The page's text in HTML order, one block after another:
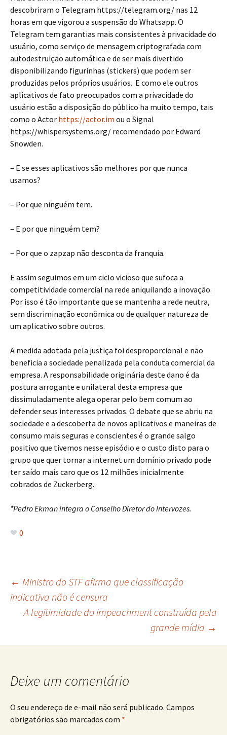
descobriram o Telegram https://telegram.org/ nas 12
horas em que vigorou a suspensão do Whatsapp. O
Telegram tem garantias mais consistentes à privacidade do
usuário, como serviço de mensagem criptografada com
autodestruição automática e de ser mais divertido
disponibilizando figurinhas (stickers) que podem ser
produzidas pelos próprios usuários. E como ele outros
aplicativos de fato preocupados com a privacidade do
usuário estão a disposição do público ha muito tempo, tais
como o Actor https://actor.im ou o Signal
https://whispersystems.org/ recomendado por Edward
Snowden.
– E se esses aplicativos são melhores por que nunca
usamos?
– Por que ninguém tem.
– E por que ninguém tem?
– Por que o zapzap não desconta da franquia.
E assim seguimos em um ciclo vicioso que sufoca a
competitividade comercial na rede aniquilando a inovação.
Por isso é tão importante que se mantenha a rede neutra,
sem discriminação econômica ou de qualquer natureza de
um aplicativo sobre outros.
A medida adotada pela justiça foi desproporcional e não
beneficia a sociedade penalizada pela conduta comercial da
empresa. A responsabilidade originária deste dano é da
postura arrogante e unilateral desta empresa que
dissimuladamente alega operar pelo bem comum ao
defender seus interesses privados. O debate que se abriu na
sociedade e a descoberta de novos aplicativos e maneiras de
consumo mais seguras e conscientes é o grande salgo
positivo que tivemos nesse episódio e o custo disto para o
grupo que quer tornar a internet um domínio privado pode
ter saído mais caro que os 12 milhões inicialmente
cobrados de Zuckerberg.
*Pedro Ekman integra o Conselho Diretor do Intervozes.
0
Navegação
de
posts
← Ministro do STF afirma que classificação
indicativa não é censura
A legitimidade do impeachment construída pela
grande mídia →
Deixe um comentário
O seu endereço de e-mail não será publicado. Campos
obrigatórios são marcados com *